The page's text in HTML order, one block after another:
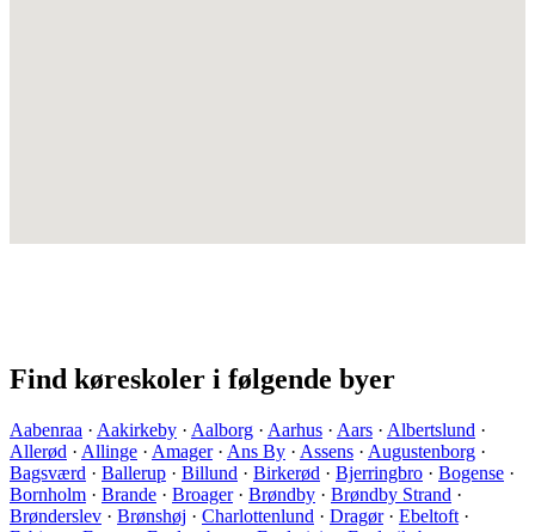
Find køreskoler i følgende byer
Aabenraa · Aakirkeby · Aalborg · Aarhus · Aars · Albertslund ·
Allerød · Allinge · Amager· Ans By · Assens · Augustenborg ·
Bagsværd · Ballerup · Billund · Birkerød · Bjerringbro · Bogense ·
Bornholm · Brande · Broager· Brøndby · Brøndby Strand ·
Brønderslev · Brønshøj · Charlottenlund · Dragør· Ebeltoft ·